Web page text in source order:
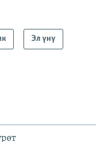
Эл үнү